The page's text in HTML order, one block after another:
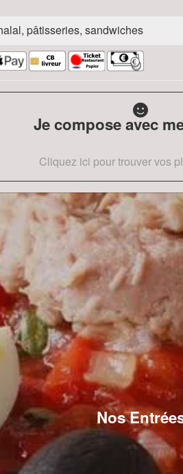
pâtisseries, sandwiches
Je compose avec
Cliquez ici pour trouver vos
Nos